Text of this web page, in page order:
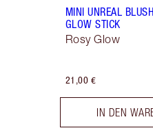
MINI UNREAL
GLOW STICK
Rosy Glow
21,00 €
IN DEN